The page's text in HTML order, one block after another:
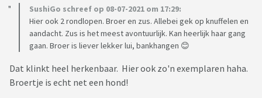
SushiGo schreef op 08-07-2021 om 17:29:
Hier ook 2 rondlopen. Broer en zus. Allebei gek op knuffelen en
aandacht. Zus is het meest avontuurlijk. Kan heerlijk haar gang
gaan. Broer is liever lekker lui, bankhangen 😊
Dat klinkt heel herkenbaar. Hier ook zo'n exemplaren haha.
Broertje is echt net een hond!